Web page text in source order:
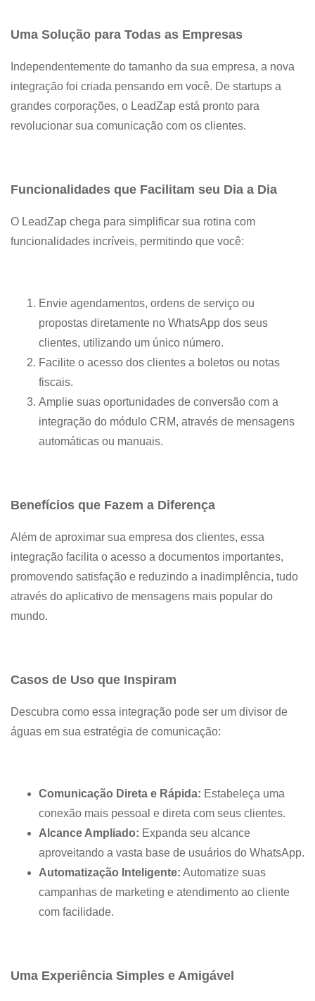
Uma Solução para Todas as Empresas
Independentemente do tamanho da sua empresa, a nova
integração foi criada pensando em você. De startups a
grandes corporações, o LeadZap está pronto para
revolucionar sua comunicação com os clientes.
Funcionalidades que Facilitam seu Dia a Dia
O LeadZap chega para simplificar sua rotina com
funcionalidades incríveis, permitindo que você:
Envie agendamentos, ordens de serviço ou
propostas diretamente no WhatsApp dos seus
clientes, utilizando um único número.
Facilite o acesso dos clientes a boletos ou notas
fiscais.
Amplie suas oportunidades de conversão com a
integração do módulo CRM, através de mensagens
automáticas ou manuais.
Benefícios que Fazem a Diferença
Além de aproximar sua empresa dos clientes, essa
integração facilita o acesso a documentos importantes,
promovendo satisfação e reduzindo a inadimplência, tudo
através do aplicativo de mensagens mais popular do
mundo.
Casos de Uso que Inspiram
Descubra como essa integração pode ser um divisor de
águas em sua estratégia de comunicação:
Comunicação Direta e Rápida: Estabeleça uma
conexão mais pessoal e direta com seus clientes.
Alcance Ampliado: Expanda seu alcance
aproveitando a vasta base de usuários do WhatsApp.
Automatização Inteligente: Automatize suas
campanhas de marketing e atendimento ao cliente
com facilidade.
Uma Experiência Simples e Amigável